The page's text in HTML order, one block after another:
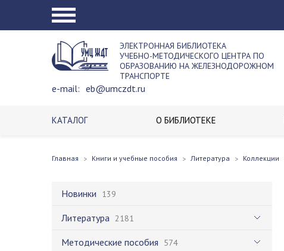
ЭЛЕКТРОННАЯ БИБЛИОТЕКА
УЧЕБНО-МЕТОДИЧЕСКОГО ЦЕНТРА ПО
ОБРАЗОВАНИЮ НА ЖЕЛЕЗНОДОРОЖНОМ
ТРАНСПОРТЕ
e-mail: eb@umczdt.ru
КАТАЛОГ О БИБЛИОТЕКЕ
Главная Книги и учебные пособия Литература Коллекции
Новинки 139
Литература 2181
Методические пособия 574